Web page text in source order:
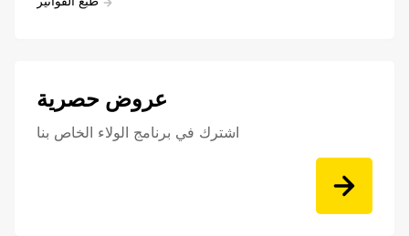
عروض حصرية
اشترك في برنامج الولاء الخاص بنا